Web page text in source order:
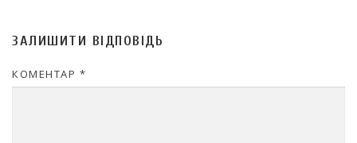
ЗАЛИШИТИ ВІДПОВІДЬ
КОМЕНТАР *